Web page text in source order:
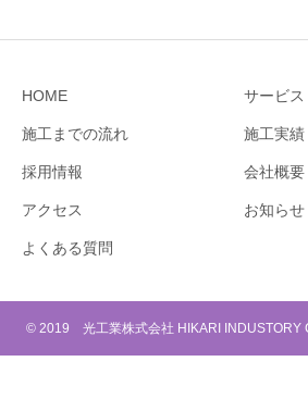
HOME サービス
施工までの流れ 施工実績
採用情報 会社概要
アクセス お知らせ
よくある質問
© 2019 光工業株式会社 HIKARI INDUSTORY